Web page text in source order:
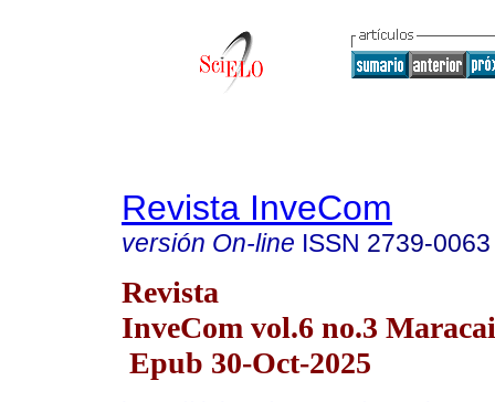
Revista InveCom
versión On-line ISSN 2739-0063
Revista
InveCom vol.6 no.3
Epub 30-Oct-2025